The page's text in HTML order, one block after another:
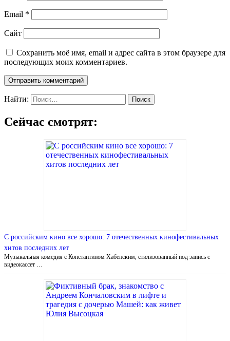
Email *
Сайт
Сохранить моё имя, email и адрес сайта в этом браузере для
последующих моих комментариев.
Найти:
Сейчас смотрят:
С российским кино все хорошо: 7 отечественных кинофестивальных
хитов последних лет
Музыкальная комедия с Константином Хабенским, стилизованный под запись с
видеокассет …